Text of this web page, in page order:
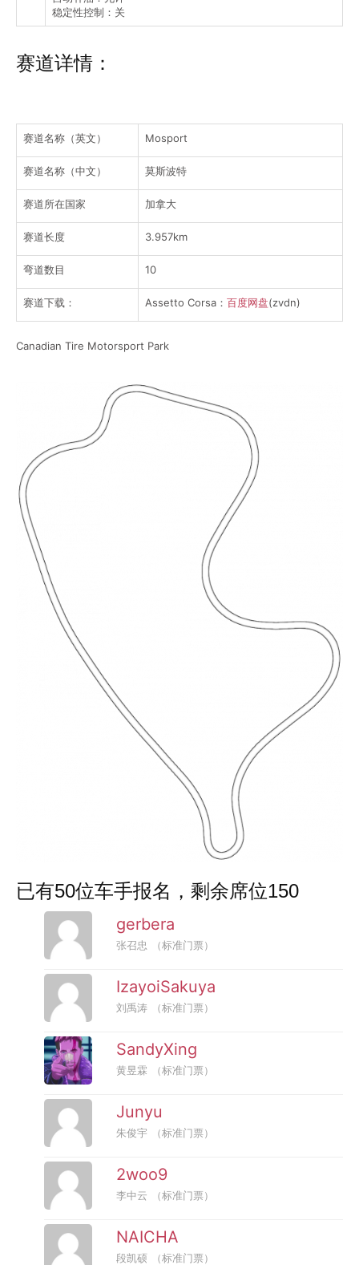
稳定性控制：关
赛道详情：
赛道名称（英文） Mosport
赛道名称（中文） 莫斯波特
赛道所在国家 加拿大
赛道长度 3.957km
弯道数目 10
赛道下载： Assetto Corsa： 百度网盘(zvdn)
Canadian Tire Motorsport Park
已有50位车手报名，剩余席位150
gerbera
张召忠 （标准门票）
IzayoiSakuya
刘禹涛 （标准门票）
SandyXing
黄昱霖 （标准门票）
Junyu
朱俊宇 （标准门票）
2woo9
李中云 （标准门票）
NAICHA
段凯硕 （标准门票）